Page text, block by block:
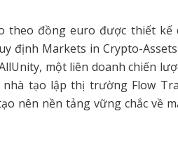
theo đồng euro được thiết
định Markets in Crypto-
một liên doanh chiến
nhà tạo lập thị trường Flow
nên nền tảng vững chắc về